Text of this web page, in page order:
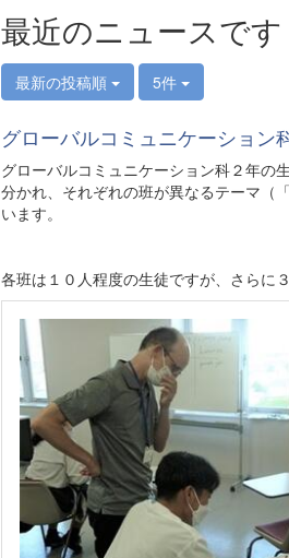
最近のニュースです
最新の投稿順 5件
グローバルコミュニケーショ
グローバルコミュニケーション科２年の
分かれ、それぞれの班が異なるテーマ（
います。
各班は１０人程度の生徒ですが、さらに